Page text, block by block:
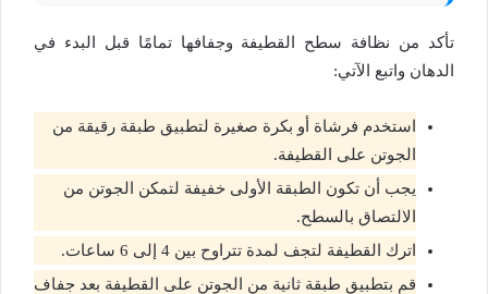
تأكد من نظافة سطح القطيفة وجفافها تمامًا قبل البدء في
الدهان واتبع الآتي:
استخدم فرشاة أو بكرة صغيرة لتطبيق طبقة رقيقة من
الجوتن على القطيفة.
يجب أن تكون الطبقة الأولى خفيفة لتمكن الجوتن من
الالتصاق بالسطح.
اترك القطيفة لتجف لمدة تتراوح بين 4 إلى 6 ساعات.
قم بتطبيق طبقة ثانية من الجوتن على القطيفة بعد جفاف